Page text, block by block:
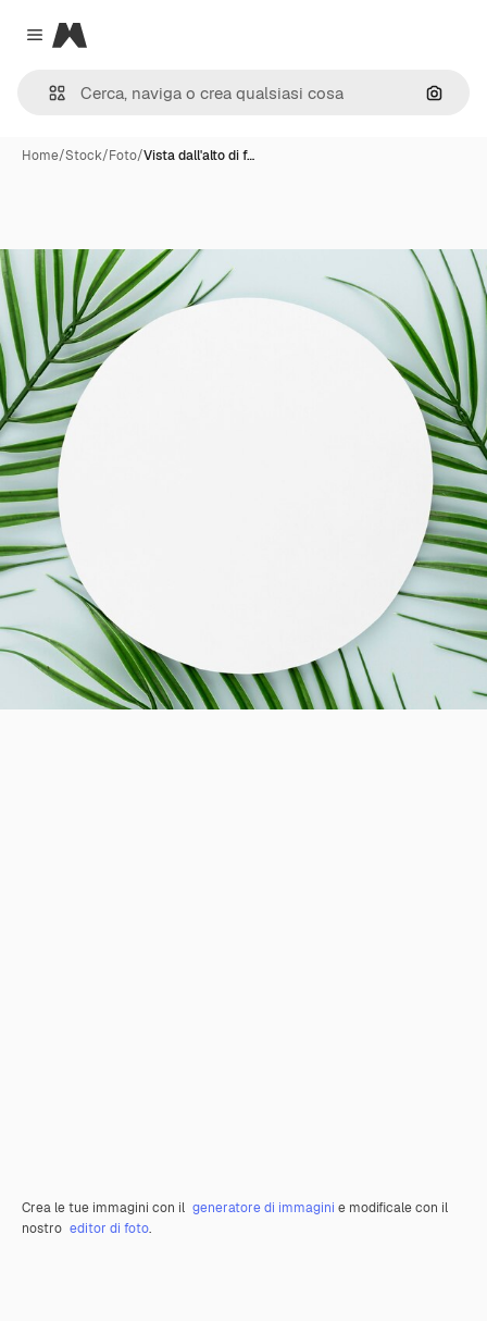
Close menu
Magnific
Cerca
Home/Stock/Foto/Vista dall'alto di f…
Crea le tue immagini con il generatore di immagini e modificale con il
nostro editor di foto.